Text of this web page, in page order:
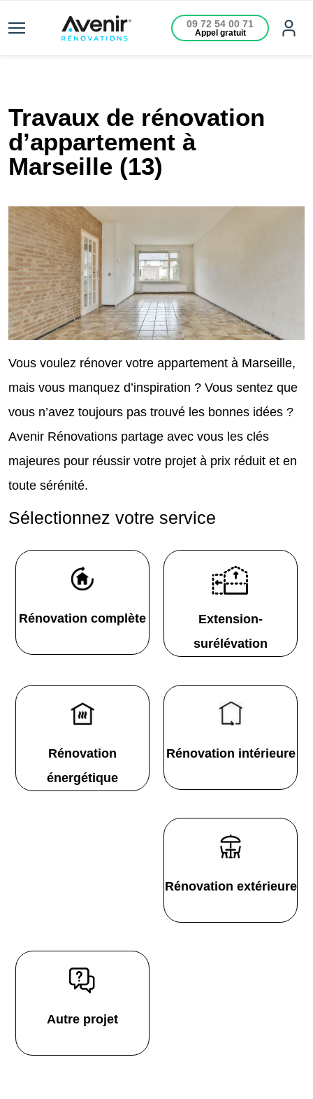
09 72 54 00 71
Appel gratuit
Travaux de rénovation
d’appartement à
Marseille (13)
Vous voulez rénover votre appartement à Marseille,
mais vous manquez d’inspiration ? Vous sentez que
vous n’avez toujours pas trouvé les bonnes idées ?
Avenir Rénovations partage avec vous les clés
majeures pour réussir votre projet à prix réduit et en
toute sérénité.
Sélectionnez votre service
Rénovation complète
Extension-
surélévation
Rénovation
énergétique
Rénovation intérieure
Rénovation extérieure
Autre projet